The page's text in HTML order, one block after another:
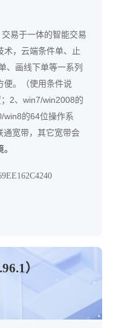
易于一体的智能交易
术，云端条件单、止
、画线下单等一系列
便。（使用条件说
2、win7/win2008的
win8的64位操作系
通宽带，其它宽带会
）